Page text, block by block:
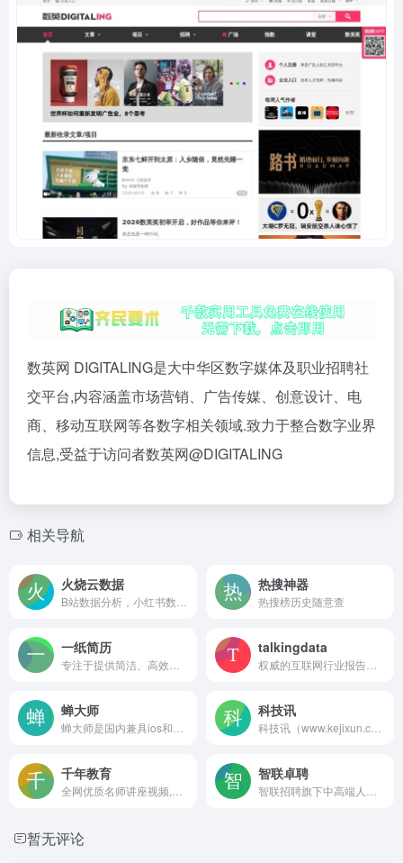
数英网 DIGITALING是大中华区数字媒体及职业招聘社
交平台,内容涵盖市场营销、广告传媒、创意设计、电
商、移动互联网等各数字相关领域.致力于整合数字业界
信息,受益于访问者数英网@DIGITALING
相关导航
火烧云数据 热搜神器
热搜榜历史随意查
一纸简历 talkingdata
蝉大师 科技讯
千年教育 智联卓聘
暂无评论